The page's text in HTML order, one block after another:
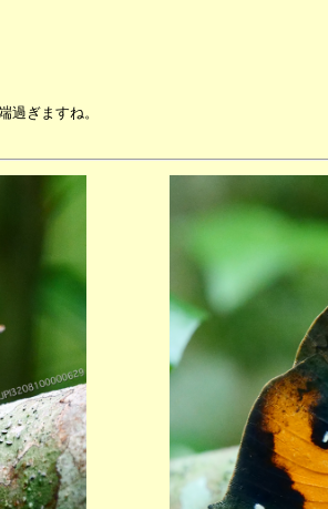
過ぎますね。